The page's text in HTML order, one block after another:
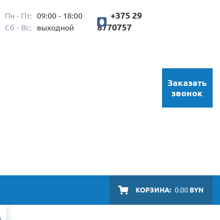
Пн - Пт:
09:00 - 18:00
Сб - Вс:
выходной
+375 29
8770757
Заказать
звонок
КОРЗИНА: 0.00 BYN